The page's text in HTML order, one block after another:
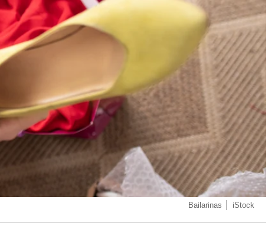
Bailarinas iStock